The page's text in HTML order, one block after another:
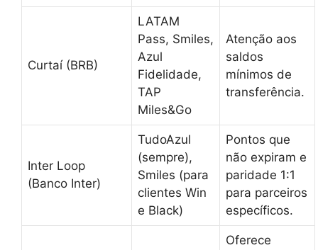
Curtaí (BRB)
LATAM
Pass, Smiles,
Azul
Fidelidade,
TAP
Miles&Go
Atenção aos
saldos
mínimos de
transferência.
Inter Loop
(Banco Inter)
TudoAzul
(sempre),
Smiles (para
clientes Win
e Black)
Pontos que
não expiram e
paridade 1:1
para parceiros
específicos.
Oferece